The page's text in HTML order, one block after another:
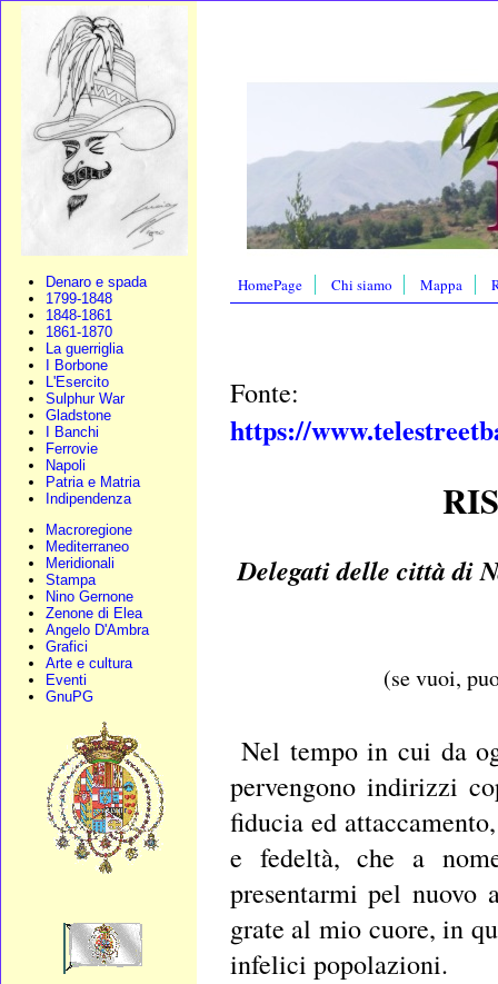
Denaro e spada
1799-1848
1848-1861
1861-1870
La guerriglia
I Borbone
L'Esercito
Sulphur War
Gladstone
I Banchi
Ferrovie
Napoli
Patria e Matria
Indipendenza
Macroregione
Mediterraneo
Meridionali
Stampa
Nino Gernone
Zenone di Elea
Angelo D'Ambra
Grafici
Arte e cultura
Eventi
GnuPG
HomePage Chi siamo Mappa
Fonte:
https://
Delegati delle città di
(se vuoi,
Nel tempo in cui da
pervengono indirizzi
fiducia ed
e fedeltà, che a
presentarmi pel nuovo
grate al mio cuore, in
infelici popolazioni.